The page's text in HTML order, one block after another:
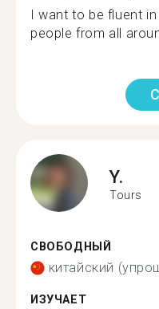
I want to be fluent
people from all
Y.
Tours
СВОБОДНЫЙ
китайский
ИЗУЧАЕТ